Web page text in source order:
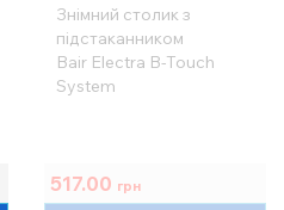
Знімний столик з
підстаканником
Bair Electra B-Touch
System
517.00 грн